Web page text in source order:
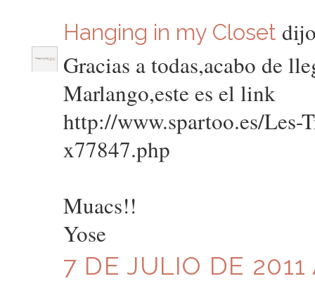
Hanging in my Closet
Gracias a todas,acabo de
Marlango,este es el link
http://www.spartoo.es/
x77847.php
Muacs!!
Yose
7 DE JULIO DE 2011